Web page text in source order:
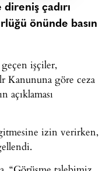
çadırı
önünde basın
işçiler,
Kanununa göre ceza
açıklaması
izin verirken,